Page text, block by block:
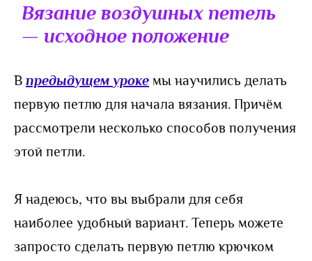
Вязание воздушных петель
— исходное положение
В предыдущем уроке мы научились делать
первую петлю для начала вязания. Причём
рассмотрели несколько способов получения
этой петли.
Я надеюсь, что вы выбрали для себя
наиболее удобный вариант. Теперь можете
запросто сделать первую петлю крючком